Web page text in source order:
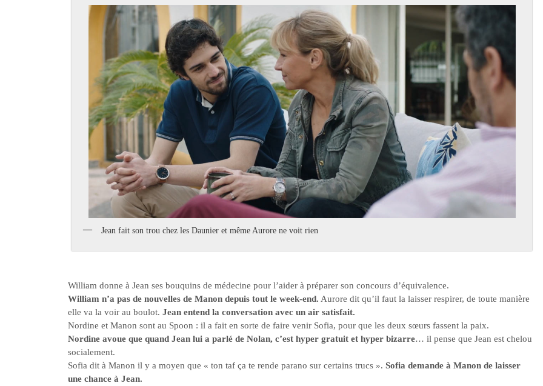
Jean fait son trou chez les Daunier et même Aurore ne voit rien
William donne à Jean ses bouquins de médecine pour l’aider à préparer son concours d’équivalence.
William n’a pas de nouvelles de Manon depuis tout le week-end. Aurore dit qu’il faut la laisser respirer, de toute manière
elle va la voir au boulot. Jean entend la conversation avec un air satisfait.
Nordine et Manon sont au Spoon : il a fait en sorte de faire venir Sofia, pour que les deux sœurs fassent la paix.
Nordine avoue que quand Jean lui a parlé de Nolan, c’est hyper gratuit et hyper bizarre… il pense que Jean est chelou
socialement.
Sofia dit à Manon il y a moyen que « ton taf ça te rende parano sur certains trucs ». Sofia demande à Manon de laisser
une chance à Jean.